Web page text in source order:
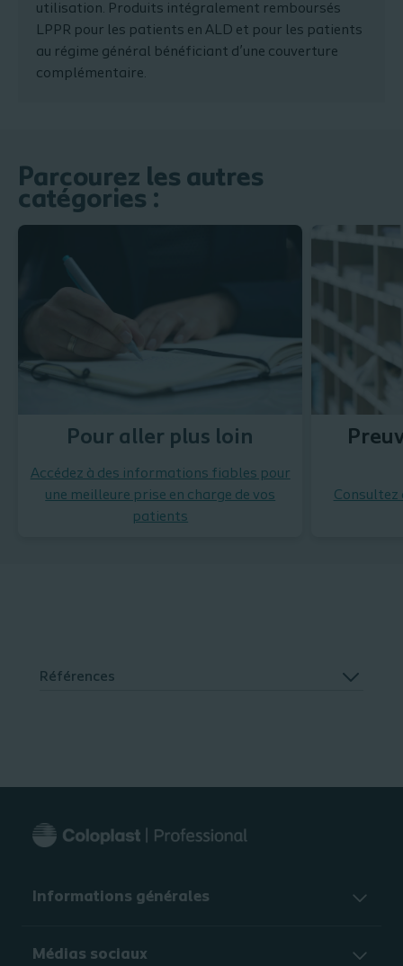
utilisation. Produits intégralement remboursés
LPPR pour les patients en ALD et pour les patients
au régime général bénéficiant d’une couverture
complémentaire.
Parcourez les autres
catégories :
Pour aller plus loin
Accédez à des informations fiables pour
une meilleure prise en charge de vos
patients
Consultez
Références
Informations générales​
Médias sociaux